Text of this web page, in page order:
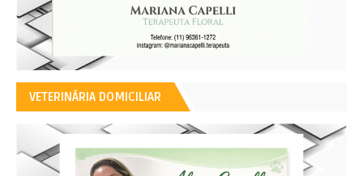
VETERINÁRIA DOMICILIAR